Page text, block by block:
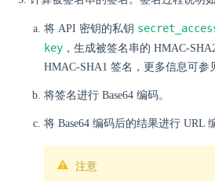
将 API 密钥的私钥
key ，生成被签名串的 HMAC-
HMAC-SHA1 签名，更多信息可参
将签名进行 Base64 编码。
将 Base64 编码后的结果进行 URL
注意